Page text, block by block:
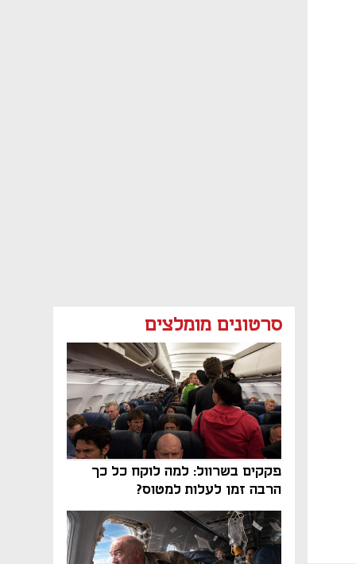
סרטונים מומלצים
פקקים בשרוול: למה לוקח כל כך
הרבה זמן לעלות למטוס?